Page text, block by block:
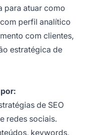
para atuar como
perfil analítico
com clientes,
estratégica de
de SEO
redes sociais.
keywords,